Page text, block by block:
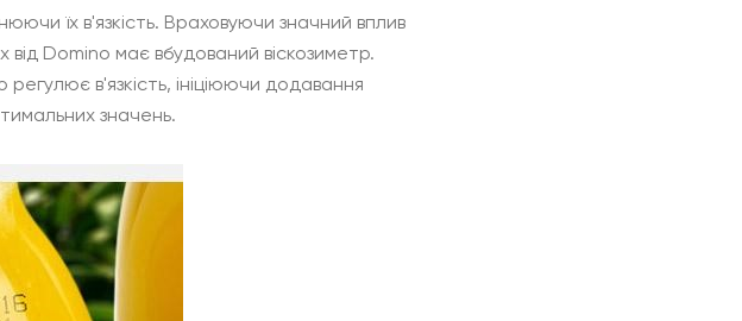
їх в'язкість. Враховуючи значний вплив
Domino має вбудований віскозиметр.
в'язкість, ініціюючи додавання
значень.